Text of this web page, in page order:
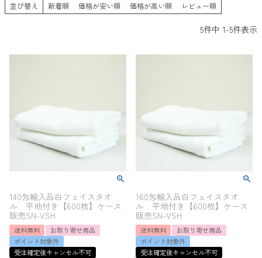
並び替え 新着順 価格が安い順 価格が高い順 レビュー順
5件中 1-5件表示
140匁輸入品白フェイスタオ
ル 平地付き【600枚】ケース
販売SN-VSH
送料無料
お取り寄せ商品
ポイント対象外
受注確定後キャンセル不可
160匁輸入品白フェイスタオ
ル 平地付き【600枚】ケース
販売SN-VSH
送料無料
お取り寄せ商品
ポイント対象外
受注確定後キャンセル不可